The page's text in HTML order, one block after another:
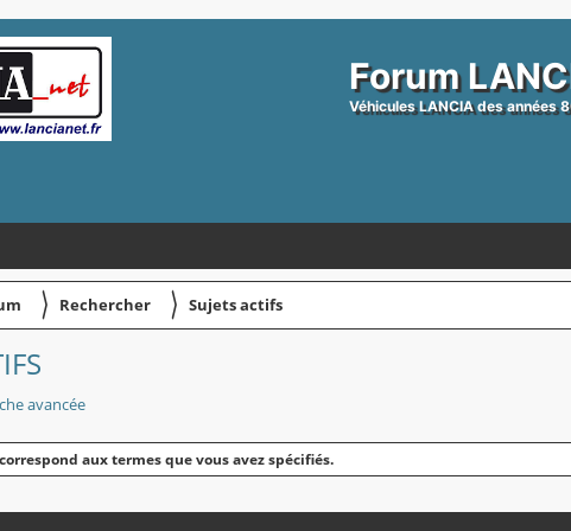
Forum
Véhicules LANCIA des années
〉 Rechercher 〉 Sujets actifs
avancée
aux termes que vous avez spécifiés.